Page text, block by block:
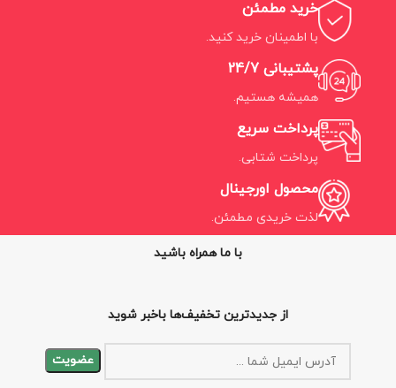
خرید مطمئن
با اطمینان خرید کنید.
پشتیبانی 24/7
همیشه هستیم.
پرداخت سریع
پرداخت شتابی.
محصول اورجینال
لذت خریدی مطمئن.
با ما همراه باشید
از جدیدترین تخفیف‌ها باخبر شوید